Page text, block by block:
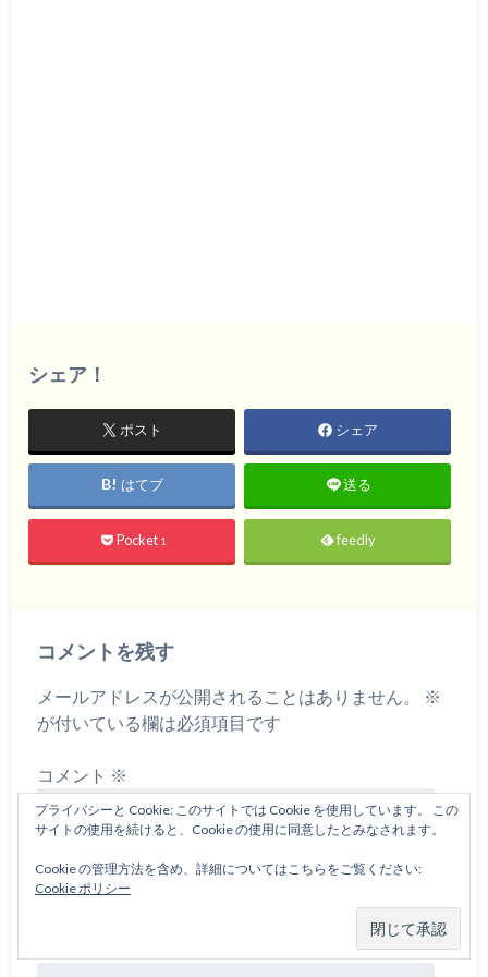
シェア！
ポスト シェア
はてブ 送る
Pocket 1 feedly
コメントを残す
メールアドレスが公開されることはありません。
※
が付いている欄は必須項目です
コメント ※
プライバシーと Cookie: このサイトでは Cookie を使用しています。 この
サイトの使用を続けると、Cookie の使用に同意したとみなされます。
Cookie の管理方法を含め、詳細についてはこちらをご覧ください:
Cookie ポリシー